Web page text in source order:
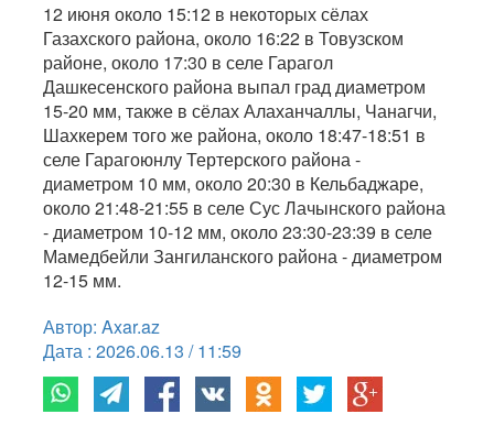
12 июня около 15:12 в некоторых сёлах
Газахского района, около 16:22 в Товузском
районе, около 17:30 в селе Гарагол
Дашкесенского района выпал град диаметром
15-20 мм, также в сёлах Алаханчаллы, Чанагчи,
Шахкерем того же района, около 18:47-18:51 в
селе Гарагоюнлу Тертерского района -
диаметром 10 мм, около 20:30 в Кельбаджаре,
около 21:48-21:55 в селе Сус Лачынского района
- диаметром 10-12 мм, около 23:30-23:39 в селе
Мамедбейли Зангиланского района - диаметром
12-15 мм.
Автор: Axar.az
Дата : 2026.06.13 / 11:59